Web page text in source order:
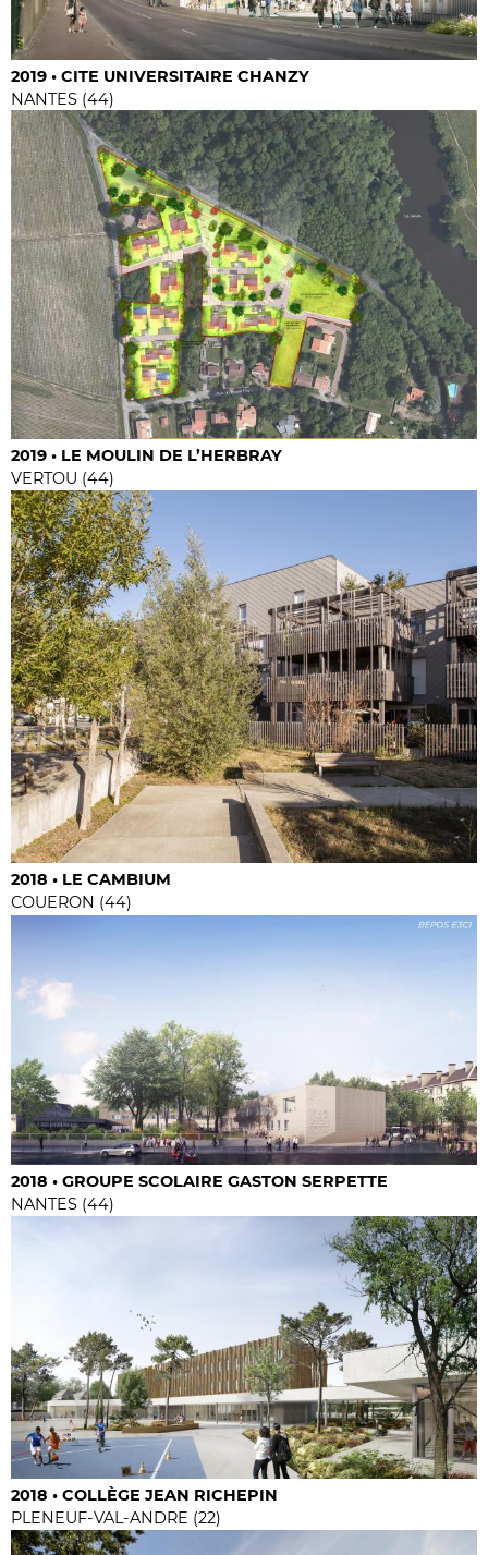
2019 • CITE UNIVERSITAIRE CHANZY
NANTES (44)
2019 • LE MOULIN DE L’HERBRAY
VERTOU (44)
2018 • LE CAMBIUM
COUERON (44)
2018 • GROUPE SCOLAIRE GASTON SERPETTE
NANTES (44)
2018 • COLLÈGE JEAN RICHEPIN
PLENEUF-VAL-ANDRE (22)